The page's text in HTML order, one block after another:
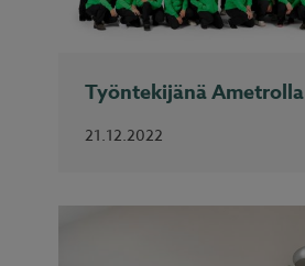
Työntekijänä Ametrolla
21.12.2022